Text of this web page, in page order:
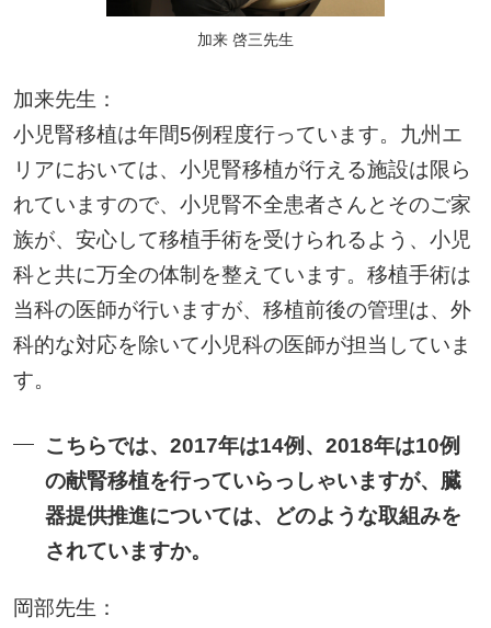
加来 啓三先生
加来先生：
小児腎移植は年間5例程度行っています。九州エ
リアにおいては、小児腎移植が行える施設は限ら
れていますので、小児腎不全患者さんとそのご家
族が、安心して移植手術を受けられるよう、小児
科と共に万全の体制を整えています。移植手術は
当科の医師が行いますが、移植前後の管理は、外
科的な対応を除いて小児科の医師が担当していま
す。
こちらでは、2017年は14例、2018年は10例
の献腎移植を行っていらっしゃいますが、臓
器提供推進については、どのような取組みを
されていますか。
岡部先生：